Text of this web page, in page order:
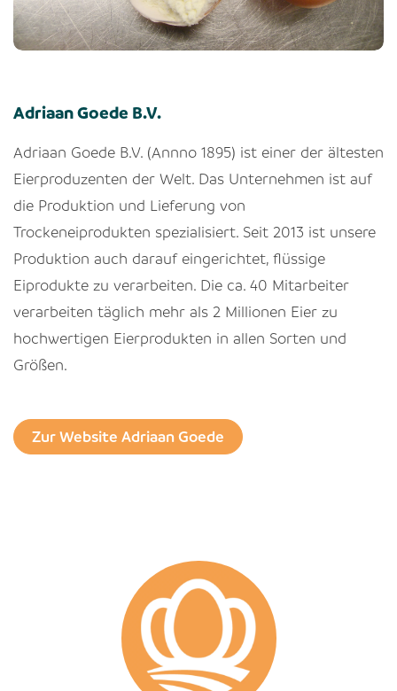
Adriaan Goede B.V.
Adriaan Goede B.V. (Annno 1895) ist einer der ältesten
Eierproduzenten der Welt. Das Unternehmen ist auf
die Produktion und Lieferung von
Trockeneiprodukten spezialisiert. Seit 2013 ist unsere
Produktion auch darauf eingerichtet, flüssige
Eiprodukte zu verarbeiten. Die ca. 40 Mitarbeiter
verarbeiten täglich mehr als 2 Millionen Eier zu
hochwertigen Eierprodukten in allen Sorten und
Größen.
Zur Website Adriaan Goede